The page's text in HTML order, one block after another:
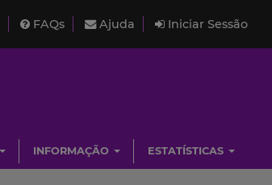
FAQs Ajuda Iniciar Sessão
INFORMAÇÃO ESTATÍSTICAS